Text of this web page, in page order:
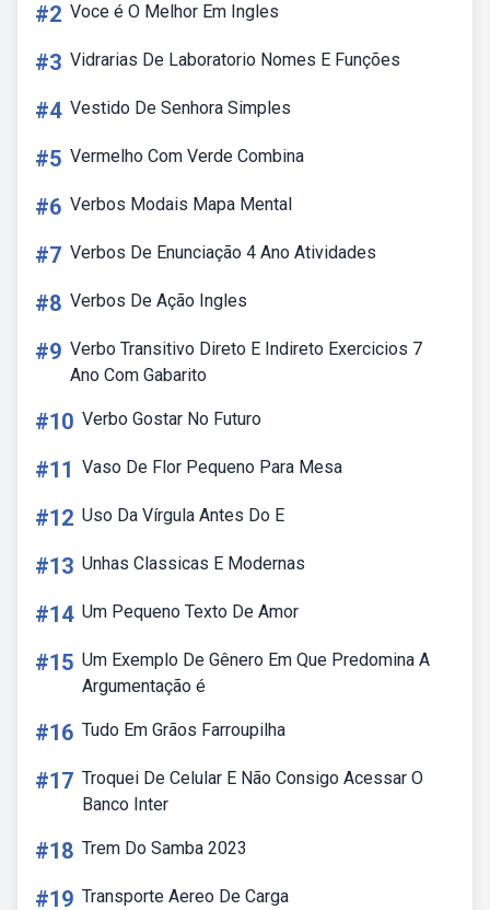
#2 Voce é O Melhor Em Ingles
#3 Vidrarias De Laboratorio Nomes E Funções
#4 Vestido De Senhora Simples
#5 Vermelho Com Verde Combina
#6 Verbos Modais Mapa Mental
#7 Verbos De Enunciação 4 Ano Atividades
#8 Verbos De Ação Ingles
#9 Verbo Transitivo Direto E Indireto Exercicios 7
Ano Com Gabarito
#10 Verbo Gostar No Futuro
#11 Vaso De Flor Pequeno Para Mesa
#12 Uso Da Vírgula Antes Do E
#13 Unhas Classicas E Modernas
#14 Um Pequeno Texto De Amor
#15 Um Exemplo De Gênero Em Que Predomina A
Argumentação é
#16 Tudo Em Grãos Farroupilha
#17 Troquei De Celular E Não Consigo Acessar O
Banco Inter
#18 Trem Do Samba 2023
#19 Transporte Aereo De Carga